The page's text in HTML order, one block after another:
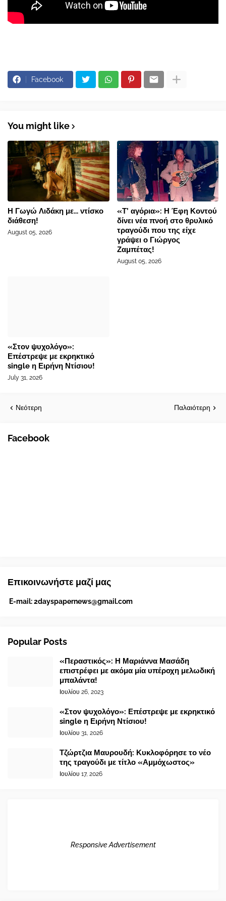
Facebook
You might like
Η Γωγώ Λιδάκη με... ντίσκο
διάθεση!
August 05, 2026
«Τ’ αγόρια»: Η Έφη Κοντού
δίνει νέα πνοή στο θρυλικό
τραγούδι που της είχε
γράψει ο Γιώργος
Ζαμπέτας!
August 05, 2026
«Στον ψυχολόγο»:
Επέστρεψε με εκρηκτικό
single η Ειρήνη Ντίσιου!
July 31, 2026
Νεότερη Παλαιότερη
Facebook
Επικοινωνήστε μαζί μας
E-mail:2dayspapernews@gmail.com
Popular Posts
«Περαστικός»: Η Μαριάννα Μασάδη
επιστρέφει με ακόμα μία υπέροχη μελωδική
μπαλάντα!
Ιουλίου 26, 2023
«Στον ψυχολόγο»: Επέστρεψε με εκρηκτικό
single η Ειρήνη Ντίσιου!
Ιουλίου 31, 2026
Τζώρτζια Μαυρουδή: Κυκλοφόρησε το νέο
της τραγούδι με τίτλο «Αμμόχωστος»
Ιουλίου 17, 2026
Responsive Advertisement